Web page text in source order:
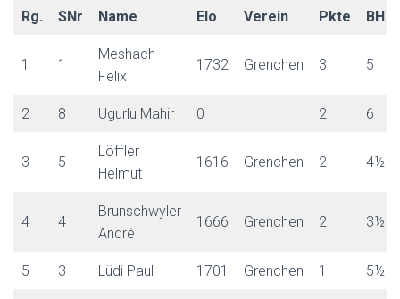
Rg. SNr Name Elo Verein Pkte BH
1 1
Meshach
Felix
1732 Grenchen 3 5
2 8 Ugurlu Mahir 0 2 6
3 5
Löffler
Helmut
1616 Grenchen 2 4½
4 4
Brunschwyler
André
1666 Grenchen 2 3½
5 3 Lüdi Paul 1701 Grenchen 1 5½